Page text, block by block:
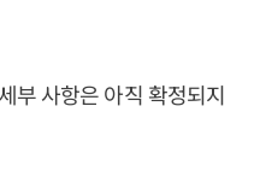
부 사항은 아직 확정되지